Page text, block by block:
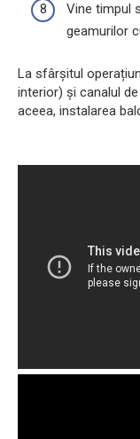
Vine timpul
geamurilor
La sfârșitul
interior) și canalul
aceea, instalarea